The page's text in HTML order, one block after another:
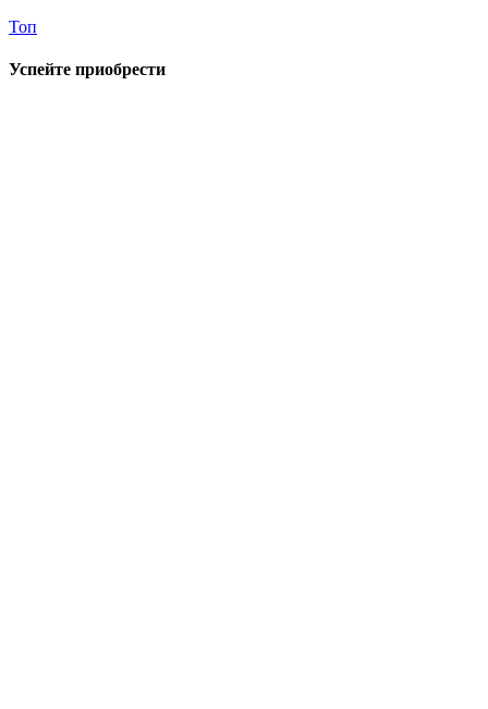
Топ
Успейте приобрести